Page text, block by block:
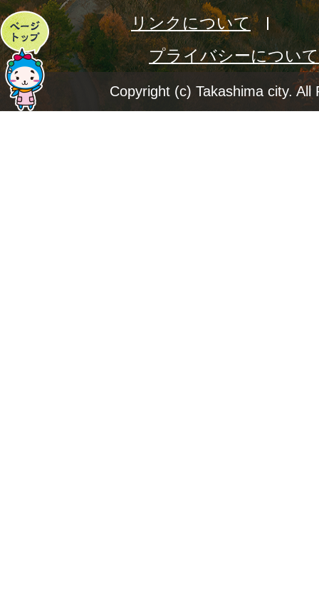
ペ
ー
ジ
リンクについて
プライバシーについて
Copyright (c) Takashima city. All